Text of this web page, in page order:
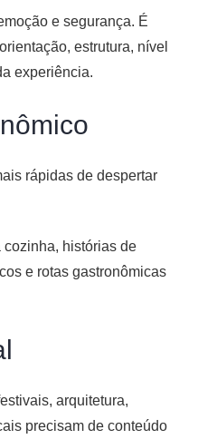
e segurança. É
estrutura, nível
experiência.
rápidas de despertar
histórias de
e rotas gastronômicas
arquitetura,
precisam de conteúdo